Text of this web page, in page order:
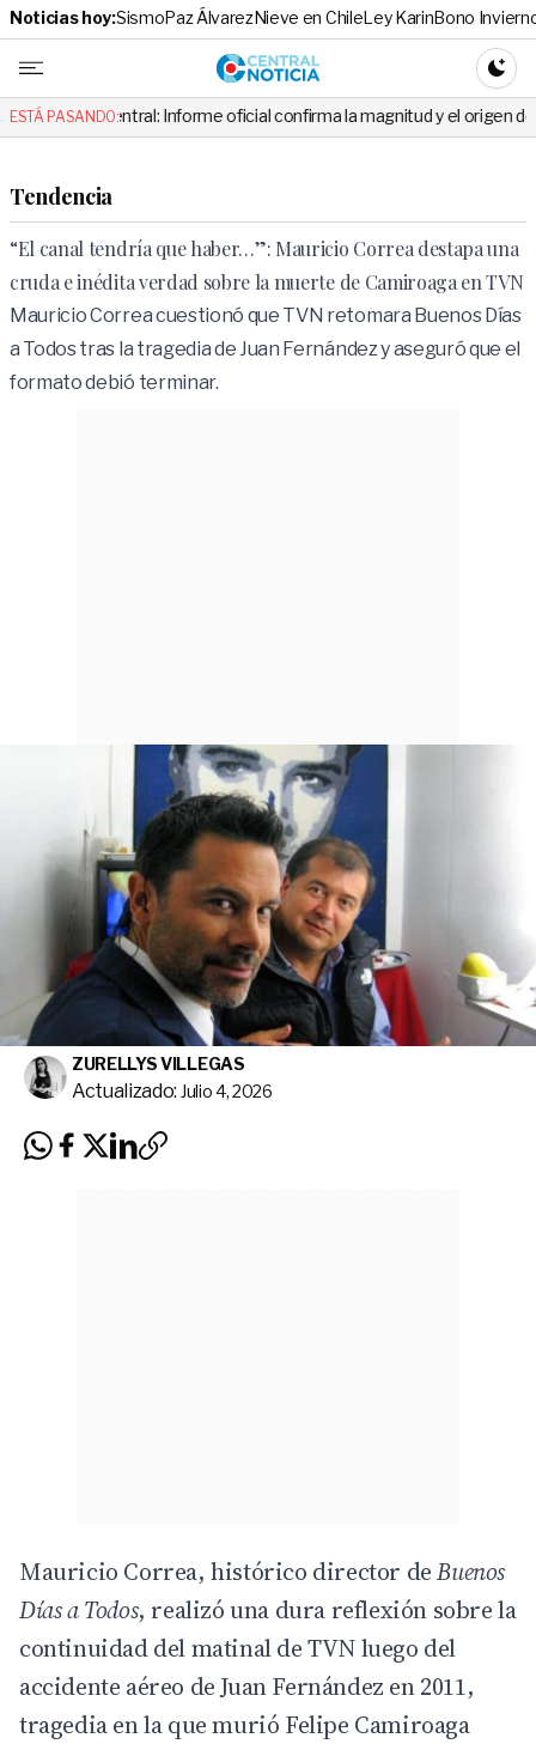
Noticias hoy:SismoPaz ÁlvarezNieve en ChileLey KarinBono
Central
ESTÁ PASANDO:
Informe oficial confirma la magnitud y el origen del temblor
Tendencia
“El canal tendría que haber…”: Mauricio Correa destapa una
cruda e inédita verdad sobre la muerte de Camiroaga en TVN
Mauricio Correa cuestionó que TVN retomara Buenos Días
a Todos tras la tragedia de Juan Fernández y aseguró que el
formato debió terminar.
ZURELLYS VILLEGAS
Actualizado: Julio 4, 2026
Mauricio Correa, histórico director deBuenos
Días a Todos, realizó una dura reflexión sobre la
continuidad del matinal de TVN luego del
accidente aéreo de Juan Fernández en 2011,
tragedia en la que murió Felipe Camiroaga